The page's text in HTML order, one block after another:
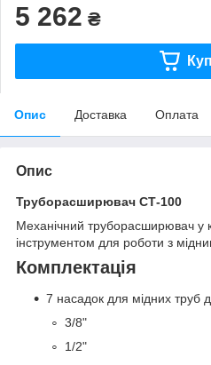
5 262 ₴
Опис Доставка Оплата
Опис
Труборасширювач СТ-100
Механічний труборасширювач у
інструментом для роботи з
Комплектація
7 насадок для мідних труб
3/8"
1/2"